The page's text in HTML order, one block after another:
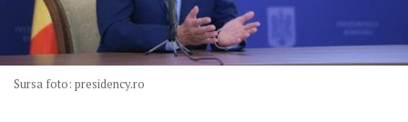
Sursa foto: presidency.ro